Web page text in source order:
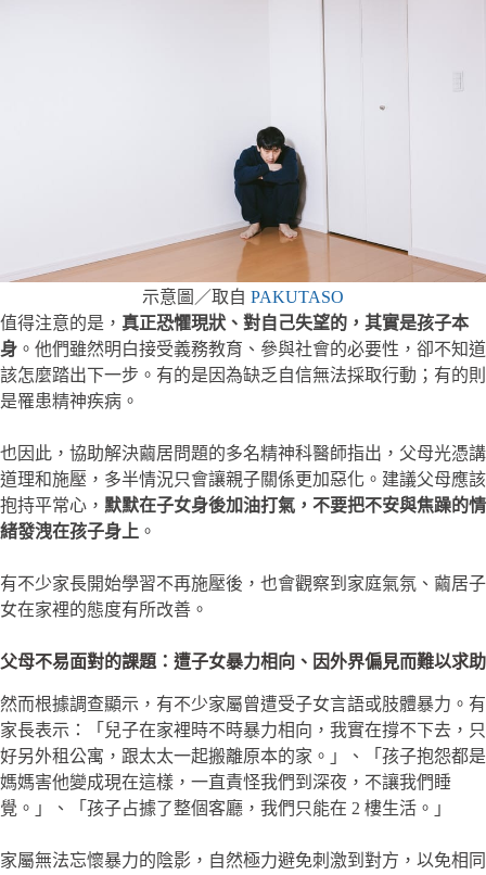
示意圖／取自 PAKUTASO
值得注意的是， 真正恐懼現狀、對自己失望的，其實是孩子本
身 。他們雖然明白接受義務教育、參與社會的必要性，卻不知道
該怎麼踏出下一步。有的是因為缺乏自信無法採取行動；有的則
是罹患精神疾病。
也因此，協助解決繭居問題的多名精神科醫師指出，父母光憑講
道理和施壓，多半情況只會讓親子關係更加惡化。建議父母應該
抱持平常心， 默默在子女身後加油打氣，不要把不安與焦躁的情
緒發洩在孩子身上 。
有不少家長開始學習不再施壓後，也會觀察到家庭氣氛、繭居子
女在家裡的態度有所改善。
父母不易面對的課題：遭子女暴力相向、因外界偏見而難以求助
然而根據調查顯示，有不少家屬曾遭受子女言語或肢體暴力。有
家長表示：「兒子在家裡時不時暴力相向，我實在撐不下去，只
好另外租公寓，跟太太一起搬離原本的家。」、「孩子抱怨都是
媽媽害他變成現在這樣，一直責怪我們到深夜，不讓我們睡
覺。」、「孩子占據了整個客廳，我們只能在 2 樓生活。」
家屬無法忘懷暴力的陰影，自然極力避免刺激到對方，以免相同